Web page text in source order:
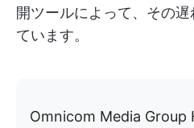
開ツールによって、その
ています。
Omnicom Media Group